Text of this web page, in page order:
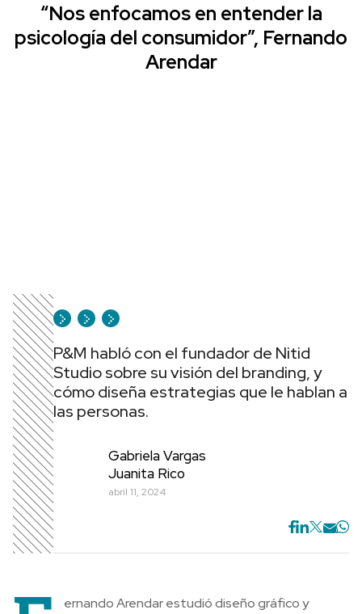
“Nos enfocamos en entender la
psicología del consumidor”, Fernando
Arendar
P&M habló con el fundador de Nitid
Studio sobre su visión del branding, y
cómo diseña estrategias que le hablan a
las personas.
Gabriela Vargas
Juanita Rico
abril 11, 2024
ernando Arendar estudió diseño gráfico y